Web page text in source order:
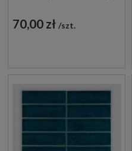
DEKORACYJNA
70,00 zł szt.